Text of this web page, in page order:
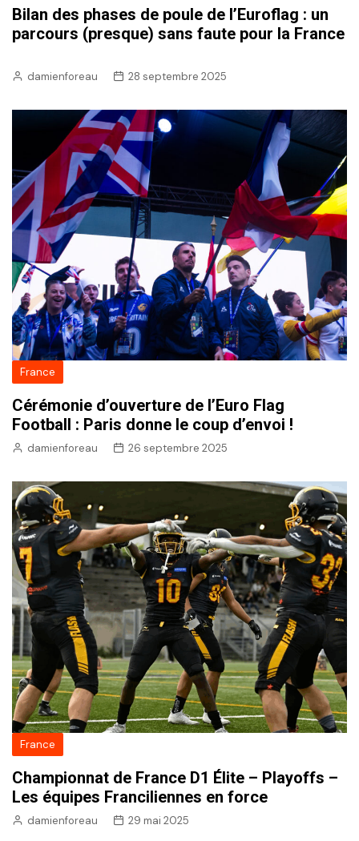
Bilan des phases de poule de l’Euroflag : un
parcours (presque) sans faute pour la France
damienforeau 28 septembre 2025
France
Cérémonie d’ouverture de l’Euro Flag
Football : Paris donne le coup d’envoi !
damienforeau 26 septembre 2025
France
Championnat de France D1 Élite – Playoffs –
Les équipes Franciliennes en force
damienforeau 29 mai 2025